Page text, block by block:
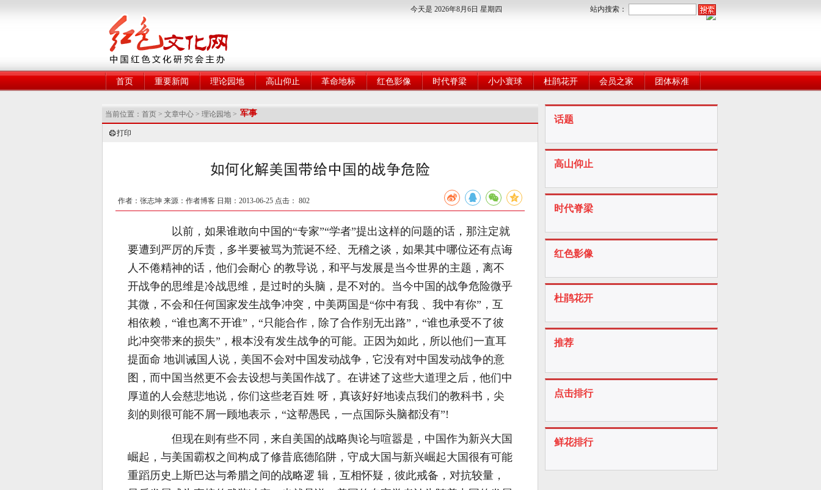
今天是 2026年8月6日 星期四 站内搜索：
首页 重要新闻 理论园地 高山仰止 革命地标 红色影像 时代脊梁 小小寰球 杜鹃花开 会员之家 团体标准
当前位置：首页 >文章中心 >理论园地 > 军事
打印
如何化解美国带给中国的战争危险
作者：张志坤 来源：作者博客 日期：2013-06-25 点击：802
以前，如果谁敢向中国的“专家”“学者”提出这样的问题的话，那注定就
要遭到严厉的斥责，多半要被骂为荒诞不经、无稽之谈，如果其中哪位还有点诲
人不倦精神的话，他们会耐心 的教导说，和平与发展是当今世界的主题，离不
开战争的思维是冷战思维，是过时的头脑，是不对的。当今中国的战争危险微乎
其微，不会和任何国家发生战争冲突，中美两国是“你中有我 、我中有你”，互
相依赖，“谁也离不开谁”，“只能合作，除了合作别无出路”，“谁也承受不了彼
此冲突带来的损失”，根本没有发生战争的可能。正因为如此，所以他们一直耳
提面命 地训诫国人说，美国不会对中国发动战争，它没有对中国发动战争的意
图，而中国当然更不会去设想与美国作战了。在讲述了这些大道理之后，他们中
厚道的人会慈悲地说，你们这些老百姓 呀，真该好好地读点我们的教科书，尖
刻的则很可能不屑一顾地表示，“这帮愚民，一点国际头脑都没有”!
但现在则有些不同，来自美国的战略舆论与喧嚣是，中国作为新兴大国
崛起，与美国霸权之间构成了修昔底德陷阱，守成大国与新兴崛起大国很有可能
重蹈历史上斯巴达与希腊之间的战略逻 辑，互相怀疑，彼此戒备，对抗较量，
话题
高山仰止
时代脊梁
红色影像
杜鹃花开
推荐
点击排行
鲜花排行